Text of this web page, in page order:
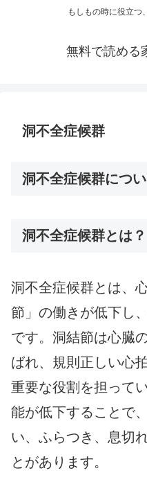
もしもの時に役立つ
無料で読める
洞不全症候群
洞不全症候群につ
洞不全症候群とは？
洞不全症候群とは、
節」の働きが低下し
です。洞結節は心臓
ばれ、規則正しい心
重要な役割を担って
能が低下することで
い、ふらつき、息切
とがあります。